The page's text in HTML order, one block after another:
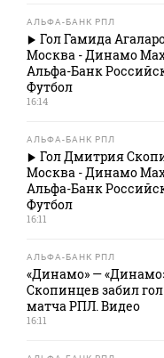
АЛЬФА-БАНК РПЛ
Гол Гамида
Москва - Динамо
Альфа-Банк
Футбол
16:14
АЛЬФА-БАНК РПЛ
Гол Дмитрия
Москва - Динамо
Альфа-Банк
Футбол
16:11
АЛЬФА-БАНК РПЛ
«Динамо» —
Скопинцев забил
матча РПЛ. Видео
16:11